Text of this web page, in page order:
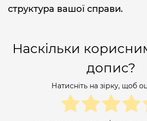
структура вашої справи.
Наскільки
допис?
Натисніть на зірку, щоб